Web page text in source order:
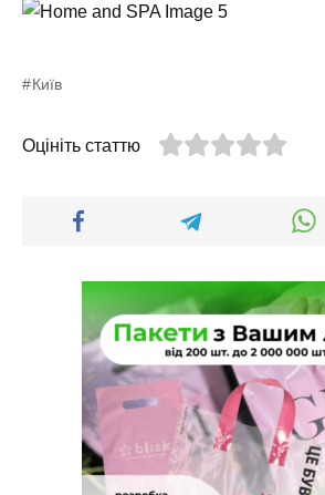
Київ
Оцініть статтю